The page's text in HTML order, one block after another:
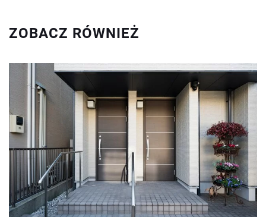
ZOBACZ RÓWNIEŻ